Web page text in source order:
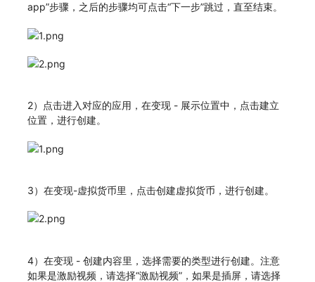
app”步骤，之后的步骤均可点击“下一步”跳过，直至结束。
2）点击进入对应的应用，在变现 - 展示位置中，点击建立
位置，进行创建。
3）在变现-虚拟货币里，点击创建虚拟货币，进行创建。
4）在变现 - 创建内容里，选择需要的类型进行创建。注意
如果是激励视频，请选择“激励视频”，如果是插屏，请选择